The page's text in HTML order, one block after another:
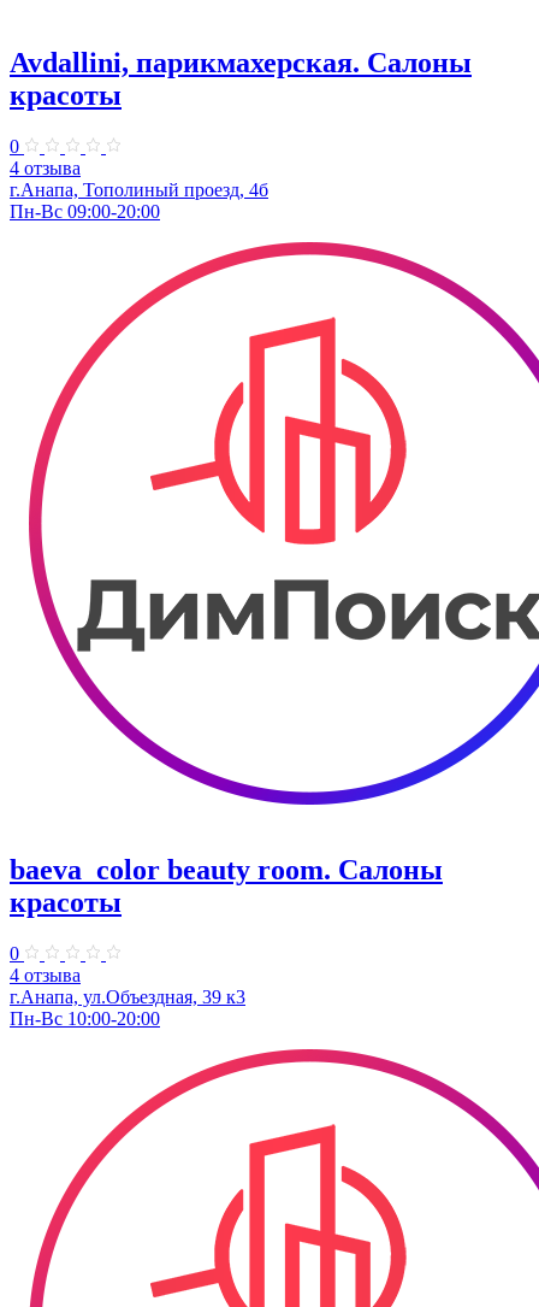
Avdallini, парикмахерская. Салоны
красоты
0
4 отзыва
г.Анапа, Тополиный проезд, 4б
Пн-Вс 09:00-20:00
baeva_color beauty room. Салоны
красоты
0
4 отзыва
г.Анапа, ул.Объездная, 39 к3
Пн-Вс 10:00-20:00